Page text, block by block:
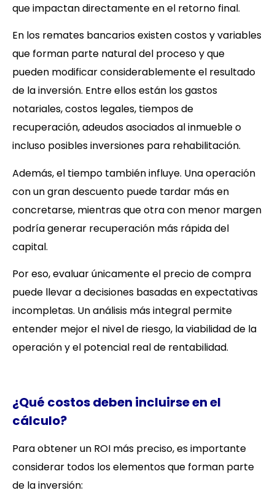
que impactan directamente en el retorno final.
En los remates bancarios existen costos y variables
que forman parte natural del proceso y que
pueden modificar considerablemente el resultado
de la inversión. Entre ellos están los gastos
notariales, costos legales, tiempos de
recuperación, adeudos asociados al inmueble o
incluso posibles inversiones para rehabilitación.
Además, el tiempo también influye. Una operación
con un gran descuento puede tardar más en
concretarse, mientras que otra con menor margen
podría generar recuperación más rápida del
capital.
Por eso, evaluar únicamente el precio de compra
puede llevar a decisiones basadas en expectativas
incompletas. Un análisis más integral permite
entender mejor el nivel de riesgo, la viabilidad de la
operación y el potencial real de rentabilidad.
¿Qué costos deben incluirse en el
cálculo?
Para obtener un ROI más preciso, es importante
considerar todos los elementos que forman parte
de la inversión: